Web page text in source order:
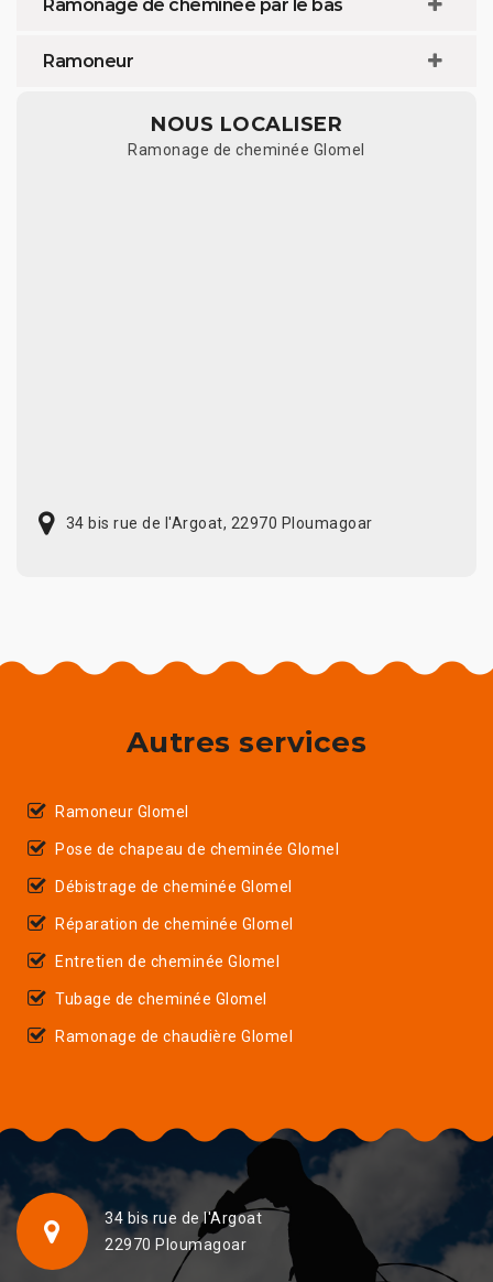
Ramonage de cheminée par le bas
Ramoneur
NOUS LOCALISER
Ramonage de cheminée Glomel
34 bis rue de l'Argoat, 22970 Ploumagoar
Autres services
Ramoneur Glomel
Pose de chapeau de cheminée Glomel
Débistrage de cheminée Glomel
Réparation de cheminée Glomel
Entretien de cheminée Glomel
Tubage de cheminée Glomel
Ramonage de chaudière Glomel
34 bis rue de l'Argoat
22970 Ploumagoar